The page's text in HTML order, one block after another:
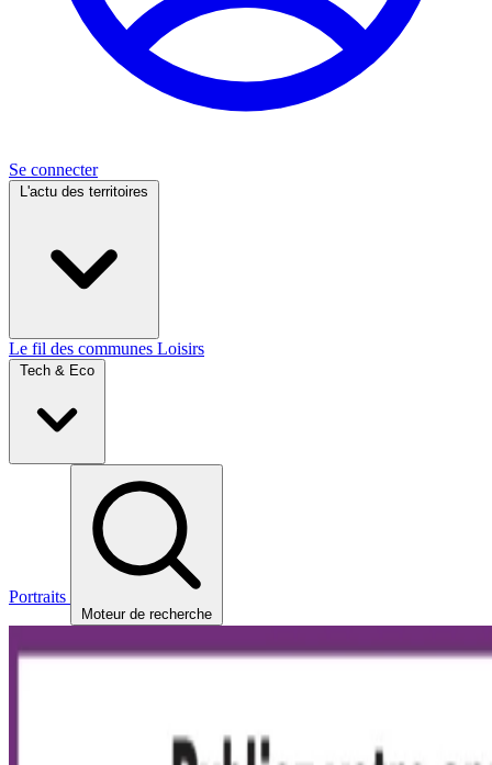
Se connecter
L'actu des territoires
Le fil des communes Loisirs
Tech & Eco
Portraits
Moteur de recherche